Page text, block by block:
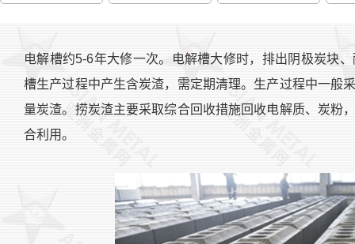
电解槽约5-6年大修一次。电解槽大修时，排出阴极炭块
槽生产过程中产生含炭渣，需定期清理。生产过程中一般
量炭渣。捞炭渣主要采取综合回收措施回收电解质、炭粉
合利用。